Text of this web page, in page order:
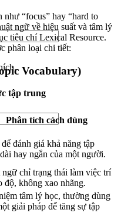
“focus” hay “hard to
ngữ về hiệu suất và tâm lý
tiêu chí Lexical Resource.
phân loại chi tiết:
Vocabulary)
tập trung
Phân tích cách dùng
đánh giá khả năng tập
hay ngắn của một người.
ngữ chỉ trạng thái làm việc trí
độ, không xao nhãng.
tâm lý học, thường dùng
giải pháp để tăng sự tập